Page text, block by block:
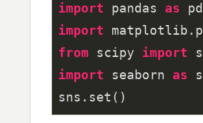
import pandas as
import
from scipy import
import seaborn as